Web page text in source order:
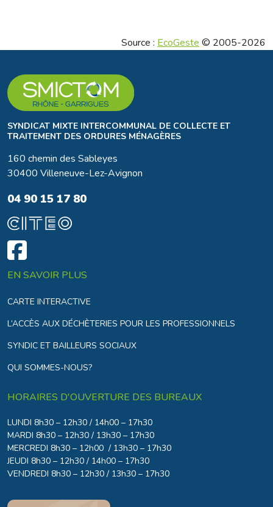
Source : EcoGeste © 2005-2026
SYNDICAT MIXTE INTERCOMMUNAL DE COLLECTE ET
TRAITEMENT DES ORDURES MÉNAGÈRES
160 chemin des Sableyes
30400 Villeneuve-Lez-Avignon
04 90 15 17 80
EN SAVOIR PLUS
CARTE INTERACTIVE
L’ACCÈS AUX DÉCHÈTERIES POUR LES PROFESSIONNELS
SYNDIC ET BAILLEURS SOCIAUX
QUI SOMMES-NOUS?
HORAIRES D'OUVERTURE DES BUREAUX
LUNDI 8h30 – 12h30 / 14h00 – 17h30
MARDI 8h30 – 12h30 / 13h30 – 17h30
MERCREDI 8h30 – 12h00 / 13h30 – 17h30
JEUDI 8h30 – 12h30 / 14h00 – 17h30
VENDREDI 8h30 – 12h30 / 13h30 – 17h30